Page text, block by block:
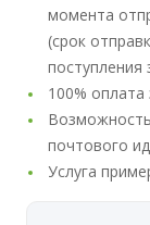
момента
(срок
поступления
100% оплата
почтового
Услуга